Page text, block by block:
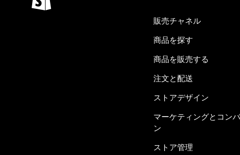
販売チャネル
商品を探す
商品を販売する
注文と配送
ストアデザイン
マーケティングとコン
ン
ストア管理